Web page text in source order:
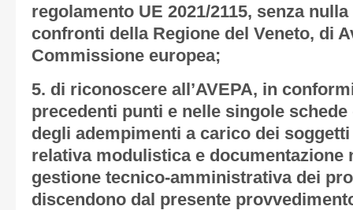
regolamento UE 2021/2115, senza
confronti della Regione del Veneto, di
Commissione europea;
5. di riconoscere all’AVEPA, in
precedenti punti e nelle singole
degli adempimenti a carico dei
relativa modulistica e documentazione
gestione tecnico-amministrativa dei
discendono dal presente